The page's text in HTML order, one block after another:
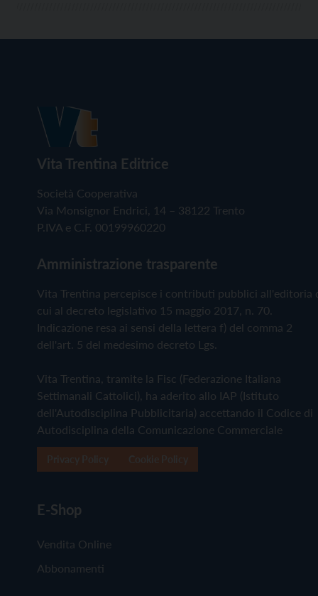
Vita Trentina Editrice
Società Cooperativa
Via Monsignor Endrici, 14 – 38122 Trento
P.IVA e C.F. 00199960220
Amministrazione trasparente
Vita Trentina percepisce i contributi pubblici all'editoria
cui al decreto legislativo 15 maggio 2017, n. 70.
Indicazione resa ai sensi della lettera f) del comma 2
dell'art. 5 del medesimo decreto Lgs.
Vita Trentina, tramite la Fisc (Federazione Italiana
Settimanali Cattolici), ha aderito allo IAP (Istituto
dell'Autodisciplina Pubblicitaria) accettando il Codice di
Autodisciplina della Comunicazione Commerciale
E-Shop
Vendita Online
Abbonamenti